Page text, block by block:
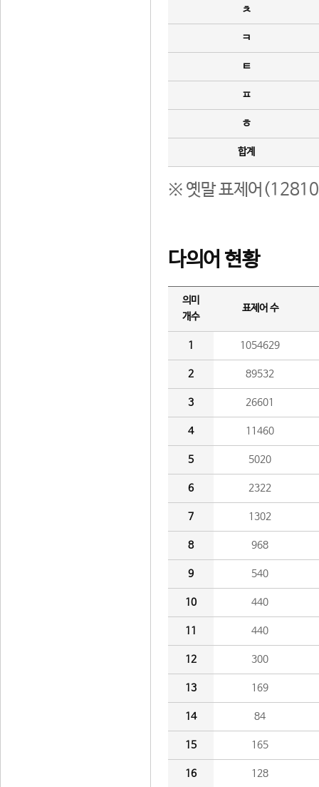
ㅊ
ㅋ
ㅌ
ㅍ
ㅎ
합계
※ 옛말 표제어(12810
다의어 현황
의미
개수
표제어 수
1 1054629
2 89532
3 26601
4 11460
5 5020
6 2322
7 1302
8 968
9 540
10 440
11 440
12 300
13 169
14 84
15 165
16 128